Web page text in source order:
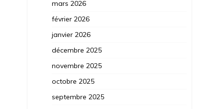
mars 2026
février 2026
janvier 2026
décembre 2025
novembre 2025
octobre 2025
septembre 2025